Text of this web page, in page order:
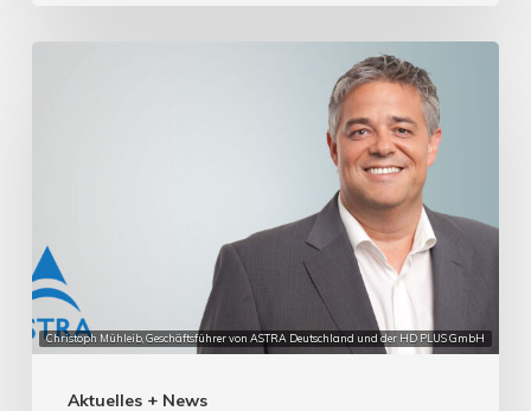
Christoph Mühleib, Geschäftsführer von ASTRA Deutschland und der HD PLUS GmbH
Aktuelles + News